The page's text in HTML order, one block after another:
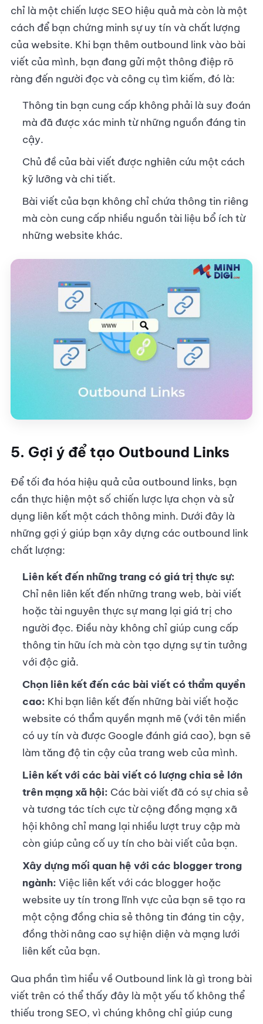
chỉ là một chiến lược SEO hiệu quả mà còn là một
cách để bạn chứng minh sự uy tín và chất lượng
của website. Khi bạn thêm outbound link vào bài
viết của mình, bạn đang gửi một thông điệp rõ
ràng đến người đọc và công cụ tìm kiếm, đó là:
Thông tin bạn cung cấp không phải là suy đoán
mà đã được xác minh từ những nguồn đáng tin
cậy.
Chủ đề của bài viết được nghiên cứu một cách
kỹ lưỡng và chi tiết.
Bài viết của bạn không chỉ chứa thông tin riêng
mà còn cung cấp nhiều nguồn tài liệu bổ ích từ
những website khác.
5. Gợi ý để tạo Outbound Links
Để tối đa hóa hiệu quả của outbound links, bạn
cần thực hiện một số chiến lược lựa chọn và sử
dụng liên kết một cách thông minh. Dưới đây là
những gợi ý giúp bạn xây dựng các outbound link
chất lượng:
Liên kết đến những trang có giá trị thực sự:
Chỉ nên liên kết đến những trang web, bài viết
hoặc tài nguyên thực sự mang lại giá trị cho
người đọc. Điều này không chỉ giúp cung cấp
thông tin hữu ích mà còn tạo dựng sự tin tưởng
với độc giả.
Chọn liên kết đến các bài viết có thẩm quyền
cao: Khi bạn liên kết đến những bài viết hoặc
website có thẩm quyền mạnh mẽ (với tên miền
có uy tín và được Google đánh giá cao), bạn sẽ
làm tăng độ tin cậy của trang web của mình.
Liên kết với các bài viết có lượng chia sẻ lớn
trên mạng xã hội: Các bài viết đã có sự chia sẻ
và tương tác tích cực từ cộng đồng mạng xã
hội không chỉ mang lại nhiều lượt truy cập mà
còn giúp củng cố uy tín cho bài viết của bạn.
Xây dựng mối quan hệ với các blogger trong
ngành: Việc liên kết với các blogger hoặc
website uy tín trong lĩnh vực của bạn sẽ tạo ra
một cộng đồng chia sẻ thông tin đáng tin cậy,
đồng thời nâng cao sự hiện diện và mạng lưới
liên kết của bạn.
Qua phần tìm hiểu về Outbound link là gì trong bài
viết trên có thể thấy đây là một yếu tố không thể
thiếu trong SEO, vì chúng không chỉ giúp cung